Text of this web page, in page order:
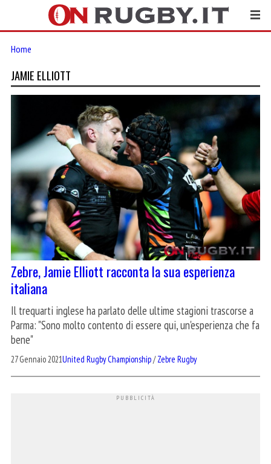
Home
JAMIE ELLIOTT
Zebre, Jamie Elliott racconta la sua esperienza
italiana
Il trequarti inglese ha parlato delle ultime stagioni trascorse a
Parma: "Sono molto contento di essere qui, un'esperienza che fa
bene"
27 Gennaio 2021United Rugby Championship/Zebre Rugby